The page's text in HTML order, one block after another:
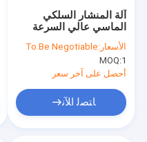
معلومات عنا
جولة في المعمل
مراقبة الجودة
آلة المنشار السلكي
الماسي عالي السرعة
لعرض القطع العالي
والقدرة
الأسعار:To Be Negotiable
MOQ:1
أحصل على آخر سعر
ﺎﺘﺼﻟ ﺍﻶﻧ